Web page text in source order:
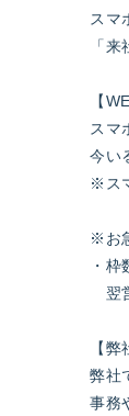
スマ
「
【
スマ
今い
※ス
※お
・
翌
【
弊社
事務